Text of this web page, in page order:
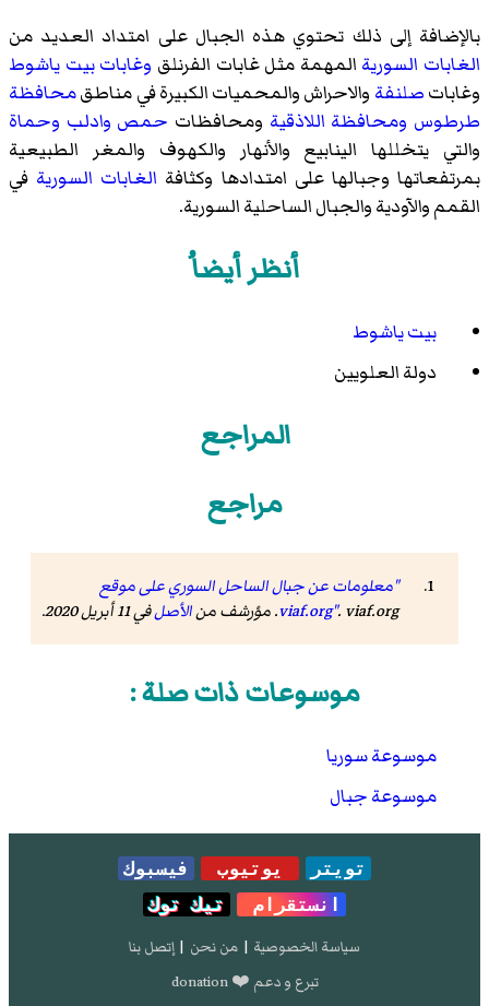
بالإضافة إلى ذلك تحتوي هذه الجبال على امتداد العديد من
الغابات السورية المهمة مثل غابات الفرنلق وغابات بيت ياشوط
وغاباتصلنفة والاحراش والمحميات الكبيرة في مناطقمحافظة
طرطوس ومحافظة اللاذقية ومحافظات حمص وادلب وحماة
والتي يتخللها الينابيع والأنهار والكهوف والمغر الطبيعية
بمرتفعاتها وجبالها على امتدادها وكثافة الغابات السورية في
القمم والآودية والجبال الساحلية السورية.
أنظر أيضاُ
بيت ياشوط
دولة العلويين
المراجع
مراجع
"معلومات عن جبال الساحل السوري على موقع
viaf.org". viaf.org. مؤرشف من الأصلفي 11 أبريل 2020.
موسوعات ذات صلة :
موسوعة سوريا
موسوعة جبال
تويتر يوتيوب
فيسبوك
انستقرام
تيك توك
سياسة الخصوصية | من نحن | إتصل بنا
تبرع و دعم ❤️ donation